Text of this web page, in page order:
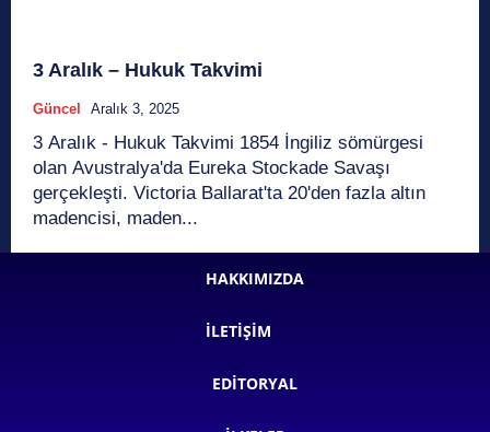
3 Aralık – Hukuk Takvimi
Güncel Aralık 3, 2025
3 Aralık - Hukuk Takvimi 1854 İngiliz sömürgesi
olan Avustralya'da Eureka Stockade Savaşı
gerçekleşti. Victoria Ballarat'ta 20'den fazla altın
madencisi, maden...
HAKKIMIZDA
İLETIŞIM
EDITORYAL